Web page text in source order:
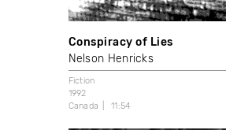
Conspiracy of Lies
Nelson Henricks
Fiction
1992
Canada
11:54